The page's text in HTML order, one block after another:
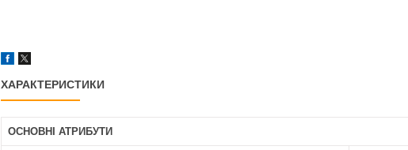
ХАРАКТЕРИСТИКИ
ОСНОВНІ АТРИБУТИ